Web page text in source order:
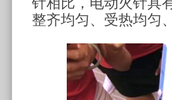
整齐均匀、受热均匀